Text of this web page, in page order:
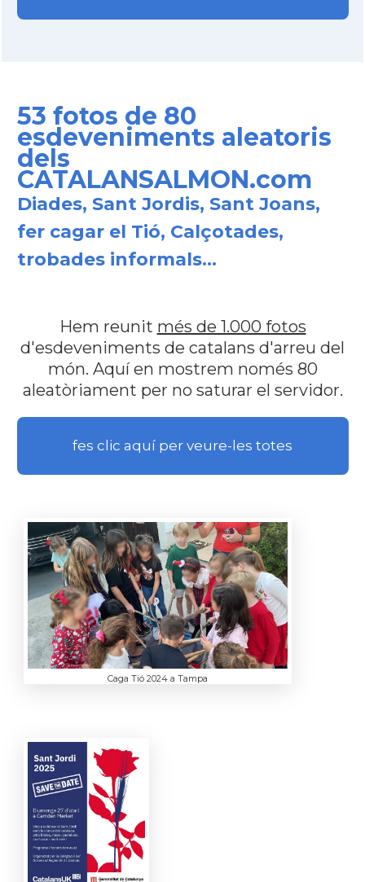
53 fotos de 80
esdeveniments aleatoris
dels
CATALANSALMON.com
Diades, Sant Jordis, Sant Joans,
fer cagar el Tió, Calçotades,
trobades informals...
Hem reunit més de 1.000 fotos
d'esdeveniments de catalans d'arreu del
món. Aquí en mostrem només 80
aleatòriament per no saturar el servidor.
fes clic aquí per veure-les totes
Caga Tió 2024 a Tampa